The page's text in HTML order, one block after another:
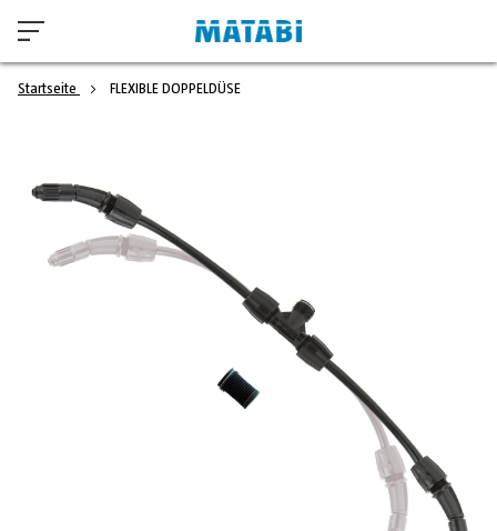
Startseite FLEXIBLE DOPPELDÜSE